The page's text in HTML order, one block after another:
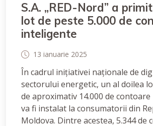
S.A. „RED-Nord” a
lot de peste 5.000 de
inteligente
13 ianuarie 2025
În cadrul inițiativei naționale de
sectorului energetic, un al doilea
de aproximativ 14.000 de
va fi instalat la consumatorii din
Moldova. Dintre acestea, 5.344 de